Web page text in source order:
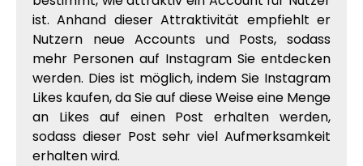
ist. Anhand dieser Attraktivität empfiehlt er
Nutzern neue Accounts und Posts, sodass
mehr Personen auf Instagram Sie entdecken
werden. Dies ist möglich, indem Sie Instagram
Likes kaufen, da Sie auf diese Weise eine Menge
an Likes auf einen Post erhalten werden,
sodass dieser Post sehr viel Aufmerksamkeit
erhalten wird.